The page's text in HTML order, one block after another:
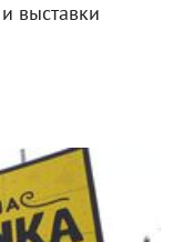
выставки